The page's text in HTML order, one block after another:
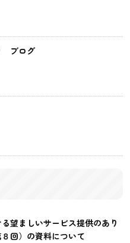
ブログ
望ましいサービス提供のあり
回）の資料について